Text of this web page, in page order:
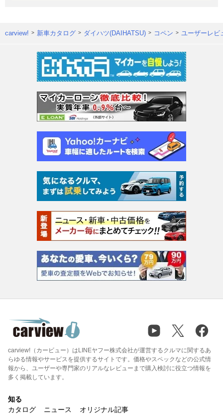
carview! 新車カタログ ダイハツ(DAIHATSU) コペン ユーザーレビ
carview!（カービュー）はLINEヤフー株式会社が運営するクルマに関するあ
らゆる情報やサービスを提供するサイトです。価格やスペックなどの公式情
報から、ユーザーや専門家のリアルなレビューまで購入検討に役立つ情報を
多く掲載しています。
知る
カタログ
ニュース オリジナル記事